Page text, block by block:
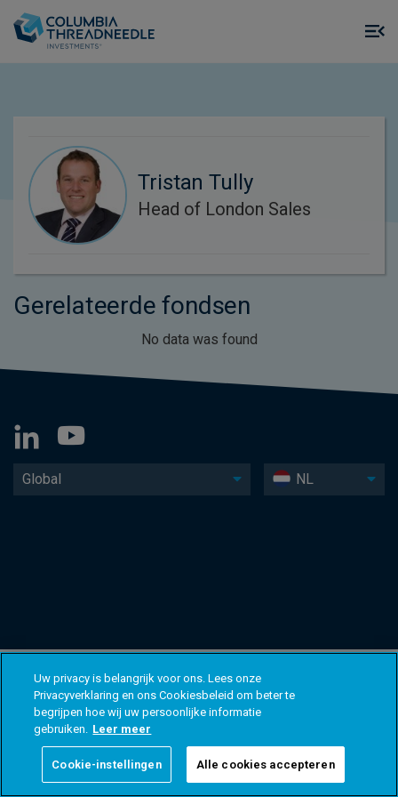
Tristan Tully
Head of London Sales
Gerelateerde fondsen
No data was found
Global NL
Uw privacy is belangrijk voor ons. Lees onze
Privacyverklaring en ons Cookiesbeleid om beter te
begrijpen hoe wij uw persoonlijke informatie
gebruiken. Leer meer
Cookie-instellingen Alle cookies accepteren